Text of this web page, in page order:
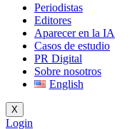
Periodistas
Editores
Aparecer en la IA
Casos de estudio
PR Digital
Sobre nosotros
English
X
Login